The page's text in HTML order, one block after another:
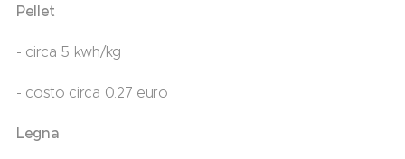
Pellet
- circa 5 kwh/kg
- costo circa 0.27 euro
Legna